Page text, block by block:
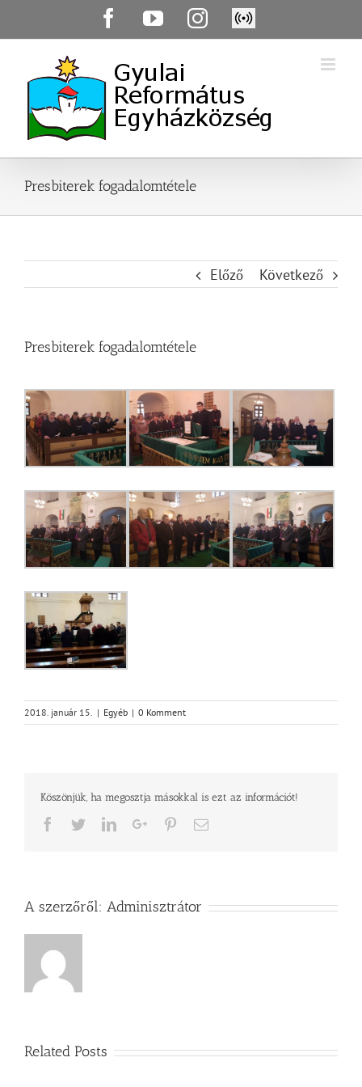
FacebookYouTubeInstagram
Élő
közvetítés
Presbiterek fogadalomtétele
Előző Következő
Presbiterek fogadalomtétele
2018. január 15. | Egyéb | 0 Komment
Köszönjük, ha megosztja másokkal is ezt az információt!
Facebook
TwitterLinkedInGoogle+PinterestEmail
A szerzőről: Adminisztrátor
Related Posts